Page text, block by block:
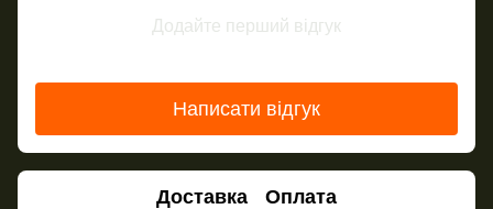
Додайте перший відгук
Написати відгук
Доставка Оплата